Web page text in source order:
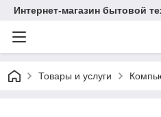
Интернет-магазин бытовой
Товары и услуги